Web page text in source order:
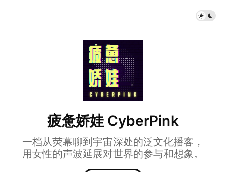
疲惫娇娃 CyberPink
一档从荧幕聊到宇宙深处的泛文化播客，
用女性的声波延展对世界的参与和想象。